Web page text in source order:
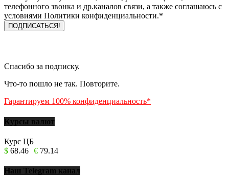
телефонного звонка и др.каналов связи, а также соглашаюсь с
условиями Политики конфиденциальности.*
Спасибо за подписку.
Что-то пошло не так. Повторите.
Гарантируем 100% конфиденциальность*
Курсы валют
Курс ЦБ
$ 68.46 € 79.14
Наш Telegram канал